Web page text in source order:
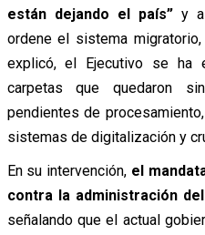
están dejando el país”y
ordene el sistema
explicó, el Ejecutivo se ha
carpetas que quedaron
pendientes de
sistemas de digitalización y
En su intervención, el
contra la administración
señalando que el actual